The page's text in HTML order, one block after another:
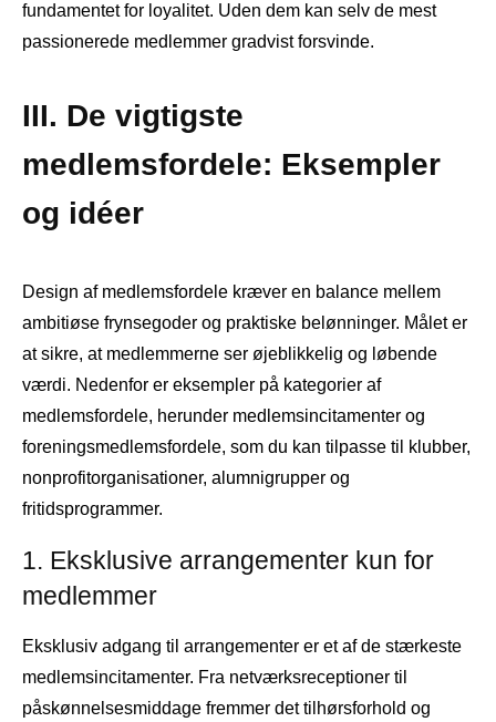
fundamentet for loyalitet. Uden dem kan selv de mest
passionerede medlemmer gradvist forsvinde.
III. De vigtigste
medlemsfordele: Eksempler
og idéer
Design af medlemsfordele kræver en balance mellem
ambitiøse frynsegoder og praktiske belønninger. Målet er
at sikre, at medlemmerne ser øjeblikkelig og løbende
værdi. Nedenfor er eksempler på kategorier af
medlemsfordele, herunder medlemsincitamenter og
foreningsmedlemsfordele, som du kan tilpasse til klubber,
nonprofitorganisationer, alumnigrupper og
fritidsprogrammer.
1. Eksklusive arrangementer kun for
medlemmer
Eksklusiv adgang til arrangementer er et af de stærkeste
medlemsincitamenter. Fra netværksreceptioner til
påskønnelsesmiddage fremmer det tilhørsforhold og